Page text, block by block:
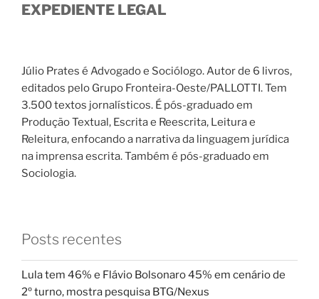
EXPEDIENTE LEGAL
Júlio Prates é Advogado e Sociólogo. Autor de 6 livros,
editados pelo Grupo Fronteira-Oeste/PALLOTTI. Tem
3.500 textos jornalísticos. É pós-graduado em
Produção Textual, Escrita e Reescrita, Leitura e
Releitura, enfocando a narrativa da linguagem jurídica
na imprensa escrita. Também é pós-graduado em
Sociologia.
Posts recentes
Lula tem 46% e Flávio Bolsonaro 45% em cenário de
2º turno, mostra pesquisa BTG/Nexus